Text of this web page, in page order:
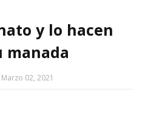
y lo hacen
manada
Marzo 02, 2021